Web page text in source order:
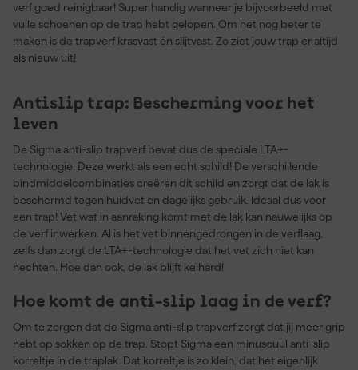
verf goed reinigbaar! Super handig wanneer je bijvoorbeeld met
vuile schoenen op de trap hebt gelopen. Om het nog beter te
maken is de trapverf krasvast én slijtvast. Zo ziet jouw trap er altijd
als nieuw uit!
Antislip trap: Bescherming voor het
leven
De Sigma anti-slip trapverf bevat dus de speciale LTA+-
technologie. Deze werkt als een echt schild! De verschillende
bindmiddelcombinaties creëren dit schild en zorgt dat de lak is
beschermd tegen huidvet en dagelijks gebruik. Ideaal dus voor
een trap! Vet wat in aanraking komt met de lak kan nauwelijks op
de verf inwerken. Al is het vet binnengedrongen in de verflaag,
zelfs dan zorgt de LTA+-technologie dat het vet zich niet kan
hechten. Hoe dan ook, de lak blijft keihard!
Hoe komt de anti-slip laag in de verf?
Om te zorgen dat de Sigma anti-slip trapverf zorgt dat jij meer grip
hebt op sokken op de trap. Stopt Sigma een minuscuul anti-slip
korreltje in de traplak. Dat korreltje is zo klein, dat het eigenlijk